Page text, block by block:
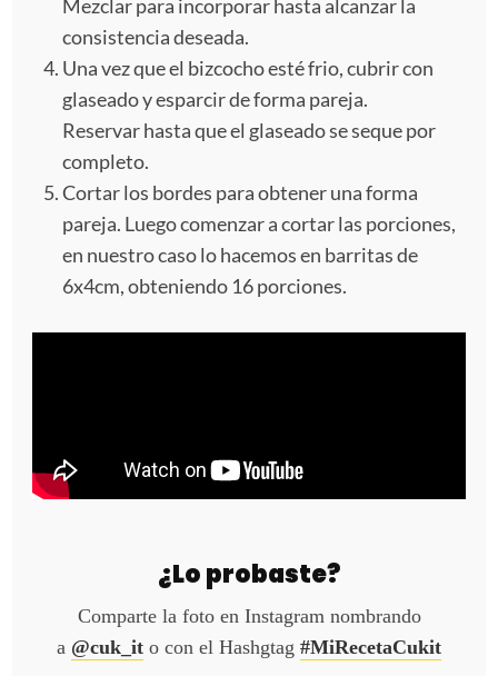
Mezclar para incorporar hasta alcanzar la
consistencia deseada.
Una vez que el bizcocho esté frio, cubrir con
glaseado y esparcir de forma pareja.
Reservar hasta que el glaseado se seque por
completo.
Cortar los bordes para obtener una forma
pareja. Luego comenzar a cortar las porciones,
en nuestro caso lo hacemos en barritas de
6x4cm, obteniendo 16 porciones.
¿Lo probaste?
Comparte la foto en Instagram nombrando
a @cuk_it o con el Hashgtag #MiRecetaCukit